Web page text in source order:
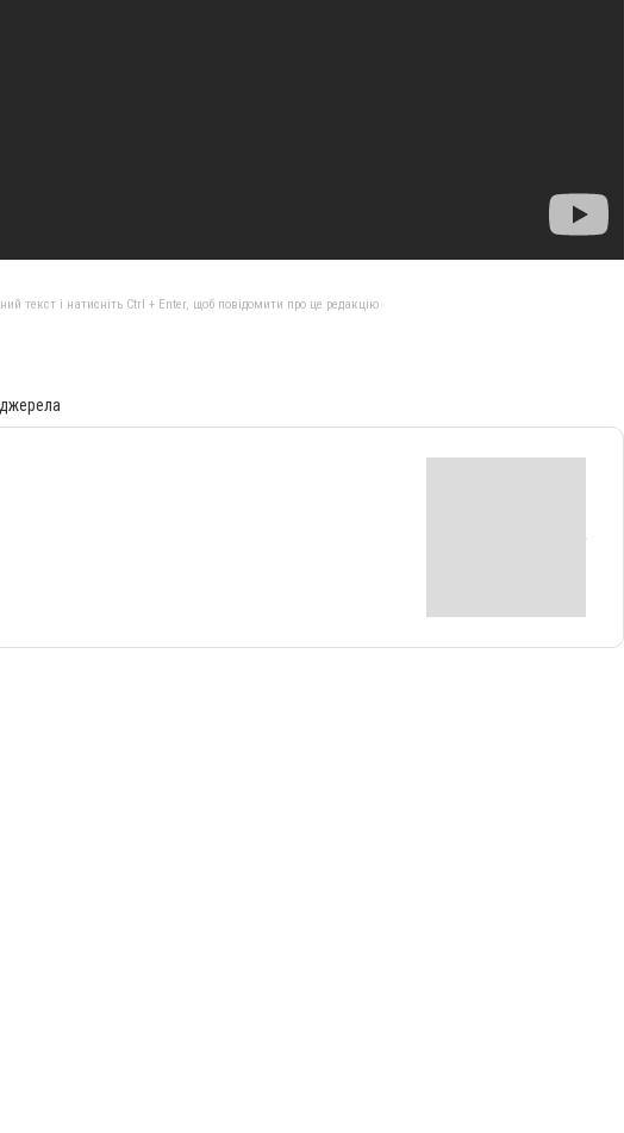
текст і натисніть Ctrl + Enter, щоб повідомити про це редакцію
джерела